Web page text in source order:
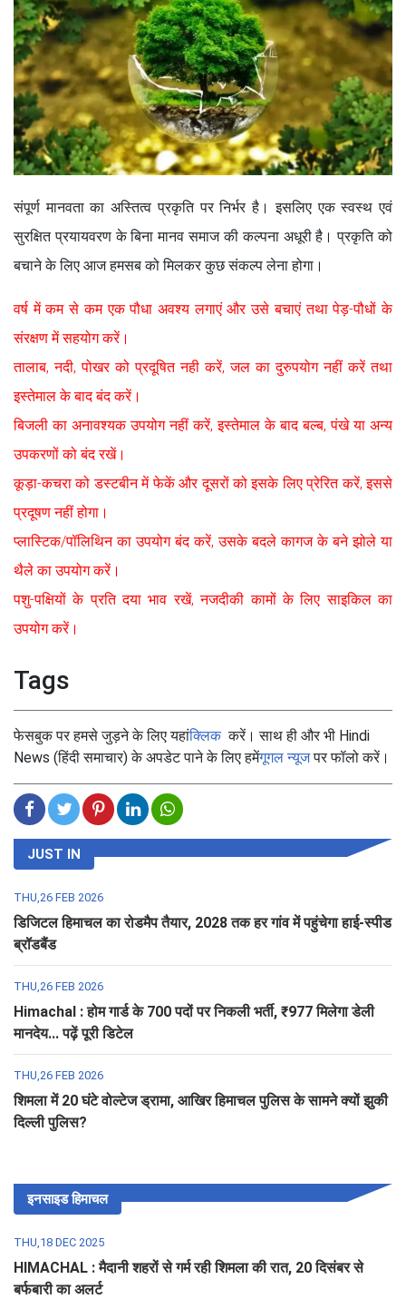
संपूर्ण मानवता का अस्तित्व प्रकृति पर निर्भर है। इसलिए एक स्वस्थ एवं
सुरक्षित प्रयायवरण के बिना मानव समाज की कल्पना अधूरी है। प्रकृति को
बचाने के लिए आज हमसब को मिलकर कुछ संकल्प लेना होगा।
वर्ष में कम से कम एक पौधा अवश्य लगाएं और उसे बचाएं तथा पेड़-पौधों के
संरक्षण में सहयोग करें।
तालाब, नदी, पोखर को प्रदूषित नही करें, जल का दुरुपयोग नहीं करें तथा
इस्तेमाल के बाद बंद करें।
बिजली का अनावश्यक उपयोग नहीं करें, इस्तेमाल के बाद बल्ब, पंखे या अन्य
उपकरणों को बंद रखें।
कूड़ा-कचरा को डस्टबीन में फेकें और दूसरों को इसके लिए प्रेरित करें, इससे
प्रदूषण नहीं होगा।
प्लास्टिक/पॉलिथिन का उपयोग बंद करें, उसके बदले कागज के बने झोले या
थैले का उपयोग करें।
पशु-पक्षियों के प्रति दया भाव रखें, नजदीकी कामों के लिए साइकिल का
उपयोग करें।
Tags
फेसबुक पर हमसे जुड़ने के लिए यहांक्लिककरें। साथ ही और भी Hindi
News (हिंदी समाचार) के अपडेट पाने के लिए हमेंगूगल न्यूजपर फॉलो करें।
JUST IN
THU,26 FEB 2026
डिजिटल हिमाचल का रोडमैप तैयार, 2028 तक हर गांव में पहुंचेगा हाई-स्पीड
ब्रॉडबैंड
THU,26 FEB 2026
Himachal : होम गार्ड के 700 पदों पर निकली भर्ती, ₹977 मिलेगा डेली
मानदेय... पढ़ें पूरी डिटेल
THU,26 FEB 2026
शिमला में 20 घंटे वोल्टेज ड्रामा, आखिर हिमाचल पुलिस के सामने क्यों झुकी
दिल्ली पुलिस?
इनसाइड हिमाचल
THU,18 DEC 2025
HIMACHAL : मैदानी शहरों से गर्म रही शिमला की रात, 20 दिसंबर से
बर्फबारी का अलर्ट